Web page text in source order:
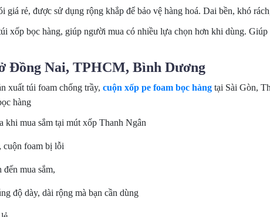
giá rẻ, được sử dụng rộng khắp để bảo vệ hàng hoá. Dai bền, khó
xốp bọc hàng, giúp người mua có nhiều lựa chọn hơn khi dùng.
Đồng Nai, TPHCM, Bình Dương
xuất túi foam chống trầy, cuộn xốp pe foam bọc hàng tại Sài Gòn,
hàng
khi mua sắm tại mút xốp Thanh Ngân
cuộn foam bị lỗi
mua sắm,
độ dày, dài rộng mà bạn cần dùng